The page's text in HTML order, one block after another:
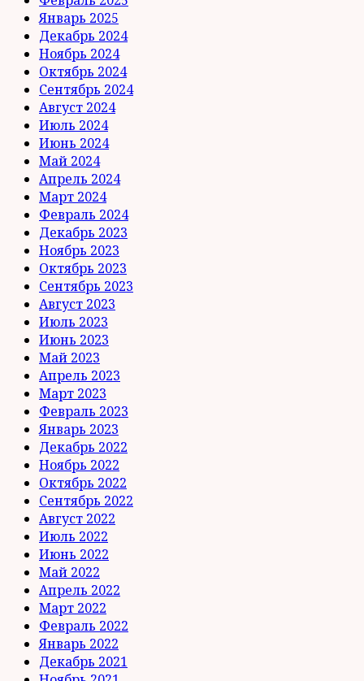
Январь 2025
Декабрь 2024
Ноябрь 2024
Октябрь 2024
Сентябрь 2024
Август 2024
Июль 2024
Июнь 2024
Май 2024
Апрель 2024
Март 2024
Февраль 2024
Декабрь 2023
Ноябрь 2023
Октябрь 2023
Сентябрь 2023
Август 2023
Июль 2023
Июнь 2023
Май 2023
Апрель 2023
Март 2023
Февраль 2023
Январь 2023
Декабрь 2022
Ноябрь 2022
Октябрь 2022
Сентябрь 2022
Август 2022
Июль 2022
Июнь 2022
Май 2022
Апрель 2022
Март 2022
Февраль 2022
Январь 2022
Декабрь 2021